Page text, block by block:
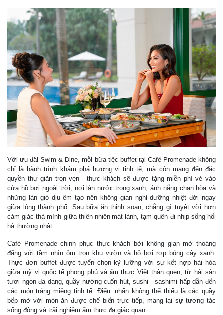
Với ưu đãi Swim & Dine, mỗi bữa tiệc buffet tại Café Promenade không
chỉ là hành trình khám phá hương vị tinh tế, mà còn mang đến đặc
quyền thư giãn trọn vẹn - thực khách sẽ được tặng miễn phí vé vào
cửa hồ bơi ngoài trời, nơi làn nước trong xanh, ánh nắng chan hòa và
những làn gió dịu êm tạo nên không gian nghỉ dưỡng nhiệt đới ngay
giữa lòng thành phố. Sau bữa ăn thịnh soạn, chẳng gì tuyệt vời hơn
cảm giác thả mình giữa thiên nhiên mát lành, tạm quên đi nhịp sống hối
hả thường nhật.
Café Promenade chinh phục thực khách bởi không gian mở thoáng
đãng với tầm nhìn ôm trọn khu vườn và hồ bơi rợp bóng cây xanh.
Thực đơn buffet được tuyển chọn kỹ lưỡng với sự kết hợp hài hòa
giữa mỹ vị quốc tế phong phú và ẩm thực Việt thân quen, từ hải sản
tươi ngon đa dạng, quầy nướng cuốn hút, sushi - sashimi hấp dẫn đến
các món tráng miệng tinh tế. Điểm nhấn không thể thiếu là các quầy
bếp mở với món ăn được chế biến trực tiếp, mang lại sự tương tác
sống động và trải nghiệm ẩm thực đa giác quan.